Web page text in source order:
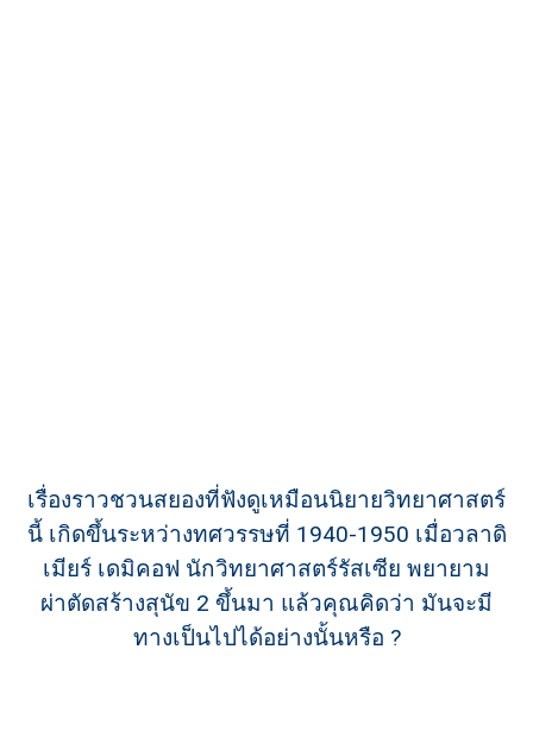
เรื่องราวชวนสยองที่ฟังดูเหมือนนิยายวิทยาศาสตร์
นี้ เกิดขึ้นระหว่างทศวรรษที่ 1940-1950 เมื่อวลาดิ
เมียร์ เดมิคอฟ นักวิทยาศาสตร์รัสเซีย พยายาม
ผ่าตัดสร้างสุนัข 2 ขึ้นมา แล้วคุณคิดว่า มันจะมี
ทางเป็นไปได้อย่างนั้นหรือ ?